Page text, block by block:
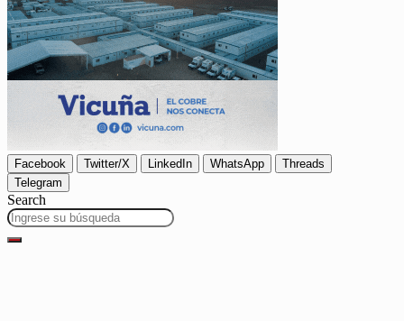
Facebook Twitter/X LinkedIn WhatsApp
Threads
Telegram
Search